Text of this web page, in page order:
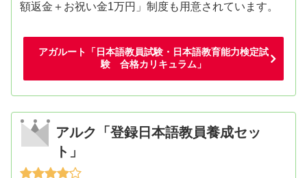
額返金＋お祝い金1万円」制度も用意されています。
アガルート「日本語教員試験・日本語教育能力検定試
験 合格カリキュラム」
アルク「登録日本語教員養成セッ
ト」